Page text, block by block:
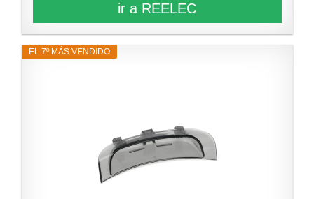
ir a REELEC
EL 7º MÁS VENDIDO